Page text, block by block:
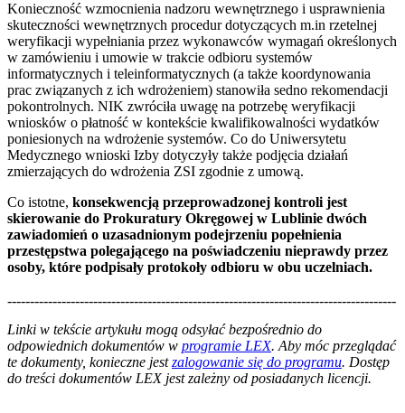
Konieczność wzmocnienia nadzoru wewnętrznego i usprawnienia
skuteczności wewnętrznych procedur dotyczących m.in rzetelnej
weryfikacji wypełniania przez wykonawców wymagań określonych
w zamówieniu i umowie w trakcie odbioru systemów
informatycznych i teleinformatycznych (a także koordynowania
prac związanych z ich wdrożeniem) stanowiła sedno rekomendacji
pokontrolnych. NIK zwróciła uwagę na potrzebę weryfikacji
wniosków o płatność w kontekście kwalifikowalności wydatków
poniesionych na wdrożenie systemów. Co do Uniwersytetu
Medycznego wnioski Izby dotyczyły także podjęcia działań
zmierzających do wdrożenia ZSI zgodnie z umową.
Co istotne, konsekwencją przeprowadzonej kontroli jest
skierowanie do Prokuratury Okręgowej w Lublinie dwóch
zawiadomień o uzasadnionym podejrzeniu popełnienia
przestępstwa polegającego na poświadczeniu nieprawdy przez
osoby, które podpisały protokoły odbioru w obu uczelniach.
--------------------------------------------------------------------------------------
Linki w tekście artykułu mogą odsyłać bezpośrednio do
odpowiednich dokumentów w programie LEX. Aby móc przeglądać
te dokumenty, konieczne jestzalogowanie się do programu. Dostęp
do treści dokumentów LEX jest zależny od posiadanych licencji.